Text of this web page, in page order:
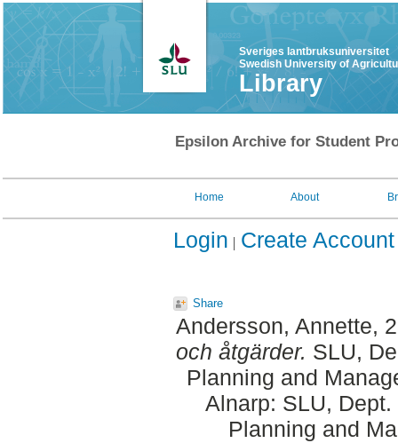
Sveriges lantbruksuniversitet
Swedish University of
Library
Epsilon Archive for Student
Home About
Login Create Account
Share
Andersson, Annette,
och åtgärder. SLU,
Planning and
Alnarp: SLU,
Planning and